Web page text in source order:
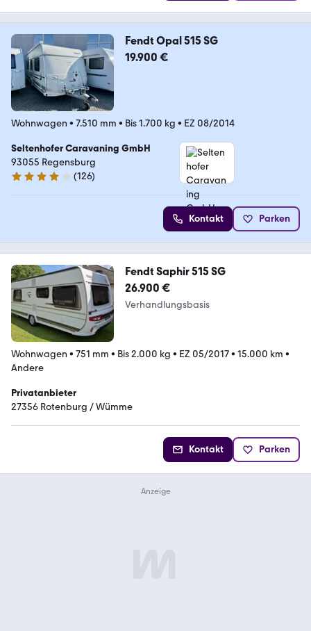
Fendt Opal 515 SG
19.900 €
Wohnwagen • 7.510 mm • Bis 1.700 kg • EZ 08/2014
Seltenhofer Caravaning GmbH
93055 Regensburg
4.2 Sterne
(126)
Kontakt Parken
Fendt Saphir 515 SG
26.900 €
Verhandlungsbasis
Wohnwagen • 751 mm • Bis 2.000 kg • EZ 05/2017• 15.000 km •
Andere
Privatanbieter
27356 Rotenburg / Wümme
Kontakt Parken